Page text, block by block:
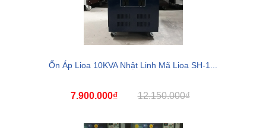
Ổn Áp Lioa 10KVA Nhật Linh Mã Lioa SH-1...
7.900.000₫ 12.150.000₫